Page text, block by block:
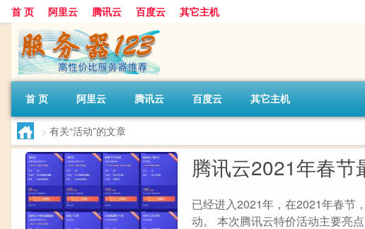
首 页 阿里云 腾讯云 百度云 其它主机
首 页 阿里云 腾讯云 百度云 其它主机
> 有关“活动”的文章
腾讯云2021年春节
已经进入2021年，在2021年春节
动。 本次腾讯云特价活动主要亮